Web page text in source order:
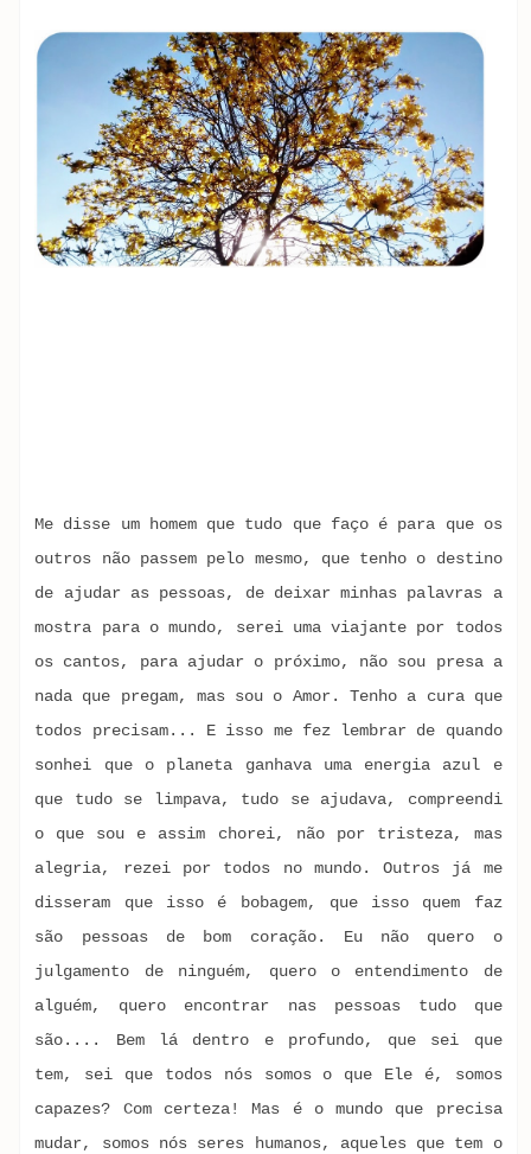
Me disse um homem que tudo que faço é para que os
outros não passem pelo mesmo, que tenho o destino
de ajudar as pessoas, de deixar minhas palavras a
mostra para o mundo, serei uma viajante por todos
os cantos, para ajudar o próximo, não sou presa a
nada que pregam, mas sou o Amor. Tenho a cura que
todos precisam... E isso me fez lembrar de quando
sonhei que o planeta ganhava uma energia azul e
que tudo se limpava, tudo se ajudava, compreendi
o que sou e assim chorei, não por tristeza, mas
alegria, rezei por todos no mundo. Outros já me
disseram que isso é bobagem, que isso quem faz
são pessoas de bom coração. Eu não quero o
julgamento de ninguém, quero o entendimento de
alguém, quero encontrar nas pessoas tudo que
são.... Bem lá dentro e profundo, que sei que
tem, sei que todos nós somos o que Ele é, somos
capazes? Com certeza! Mas é o mundo que precisa
mudar, somos nós seres humanos, aqueles que tem o